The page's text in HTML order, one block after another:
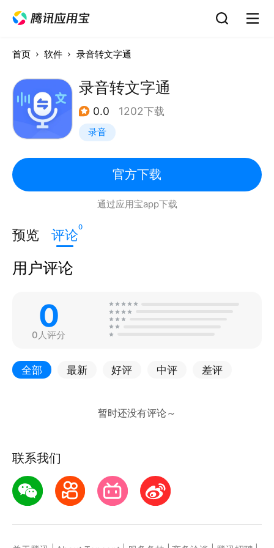
首页 软件 录音转文字通
录音转文字通
0.0 1202下载
录音
官方下载
通过应用宝app下载
预览 评论0
用户评论
0
0人评分
全部 最新 好评 中评 差评
联系我们